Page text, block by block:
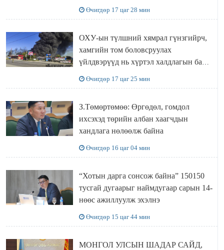
Өчигдөр 17 цаг 28 мин
ОХУ-ын түлшний хямрал гүнзгийрч,
хамгийн том боловсруулах
үйлдвэрүүд нь хүртэл халдлагын бай
Өчигдөр 17 цаг 25 мин
З.Төмөртөмөө: Өргөдөл, гомдол
ихсэхэд төрийн албан хаагчдын
хандлага нөлөөлж байна
Өчигдөр 16 цаг 04 мин
“Хотын дарга сонсож байна” 150150
тусгай дугаарыг наймдугаар сарын 14-
нөөс ажиллуулж эхэлнэ
Өчигдөр 15 цаг 44 мин
МОНГОЛ УЛСЫН ШАДАР САЙД,